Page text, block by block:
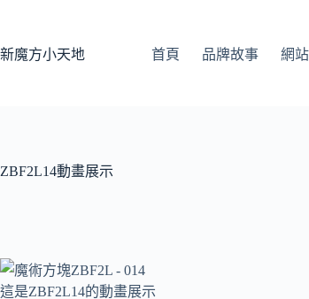
主
新魔方小天地 首頁 品牌故事 網
ZBF2L14動畫展示
這是ZBF2L14的動畫展示